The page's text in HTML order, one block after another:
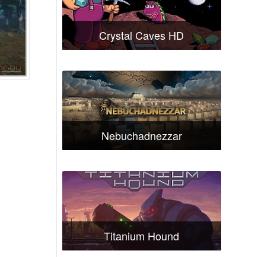
Crystal Caves HD
Nebuchadnezzar
Titanium Hound